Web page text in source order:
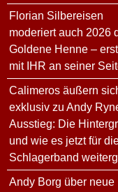
Florian Silbereisen
moderiert auch 2026
Goldene Henne –
mit IHR an seiner
Calimeros äußern
exklusiv zu Andy
Ausstieg: Die
und wie es jetzt für
Schlagerband
Andy Borg über neue